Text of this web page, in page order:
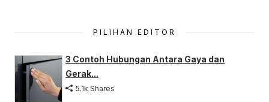
PILIHAN EDITOR
3 Contoh Hubungan Antara Gaya dan
Gerak...
5.1k Shares